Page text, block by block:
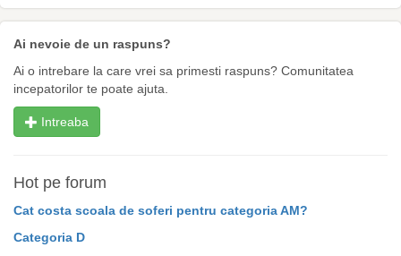
Ai nevoie de un raspuns?
Ai o intrebare la care vrei sa primesti raspuns? Comunitatea
incepatorilor te poate ajuta.
Intreaba
Hot pe forum
Cat costa scoala de soferi pentru categoria AM?
Categoria D